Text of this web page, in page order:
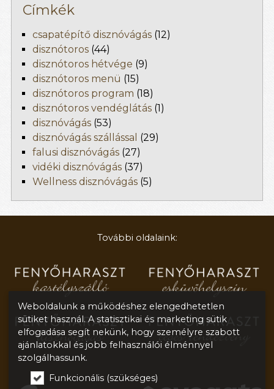
Címkék
csapatépítő disznóvágás (12)
disznótoros (44)
disznótoros hétvége (9)
disznótoros menü (15)
disznótoros program (18)
disznótoros vendéglátás (1)
disznóvágás (53)
disznóvágás szállással (29)
falusi disznóvágás (27)
vidéki disznóvágás (37)
Wellness disznóvágás (5)
További oldalaink:
Weboldalunk a működéshez elengedhetetlen
sütiket használ. A statisztikai és marketing sütik
elfogadása segít nekünk, hogy személyre szabott
ajánlatokkal és jobb felhasználói élménnyel
szolgálhassunk.
Funkcionális (szükséges)